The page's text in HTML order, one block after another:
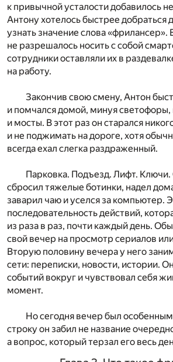
к привычной усталости добавилось
Антону хотелось быстрее добраться
узнать значение слова «фрилансер».
не разрешалось носить с собой
сотрудники оставляли их в
на работу.
Закончив свою смену, Антон
и помчался домой, минуя светофоры,
и мосты. В этот раз он старался
и не поджимать на дороге, хотя
всегда ехал слегка раздраженный.
Парковка. Подъезд. Лифт.
сбросил тяжелые ботинки, надел
заварил чаю и уселся за компьютер.
последовательность действий,
из раза в раз, почти каждый день.
свой вечер на просмотр сериалов
Вторую половину вечера у него
сети: переписки, новости, истории.
событий вокруг и чувствовал себя
момент.
Но сегодня вечер был
строку он забил не название
а вопрос, который терзал его весь